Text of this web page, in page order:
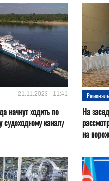
21.11.2023 - 11:41
начнут ходить по
судоходному каналу
На
на